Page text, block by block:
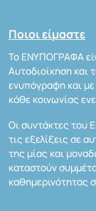
Ποιοι είμαστε
Το ΕΝΥΠΟΓΡΑΦΑ
Αυτοδιοίκηση και
ενυπόγραφη και
κάθε κοινωνίας
Οι συντάκτες του
τις εξελίξεις σε
της μίας και
καταστούν
καθημερινότητας